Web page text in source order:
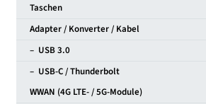
Taschen
Adapter / Konverter / Kabel
– USB 3.0
– USB-C / Thunderbolt
WWAN (4G LTE- / 5G-Module)